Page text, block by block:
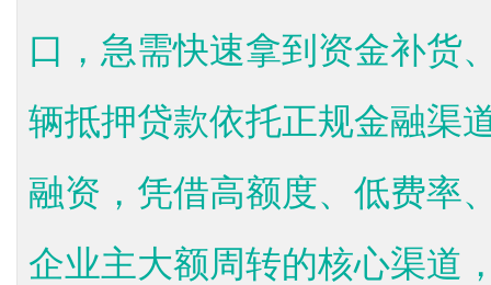
口，急需快速拿到资金补货
辆抵押贷款依托正规金融渠
融资，凭借高额度、低费率
企业主大额周转的核心渠道